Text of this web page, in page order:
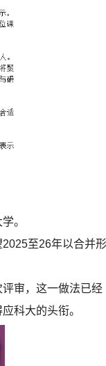
。
至26年以合并形
审，这一做法已经
科大的头衔。